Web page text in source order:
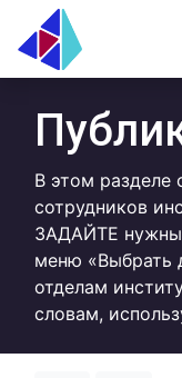
В этом разделе
сотрудников
ЗАДАЙТЕ
меню
отделам
словам,